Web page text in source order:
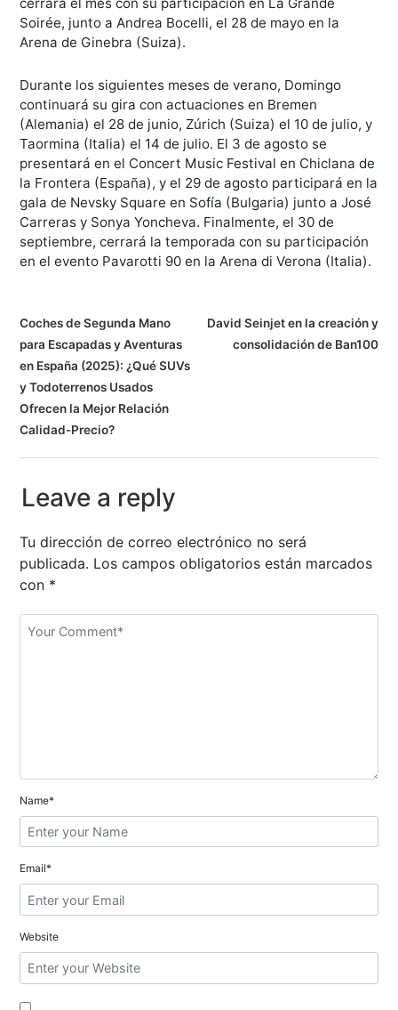
Soirée, junto a Andrea Bocelli, el 28 de mayo en la
Arena de Ginebra (Suiza).
Durante los siguientes meses de verano, Domingo
continuará su gira con actuaciones en Bremen
(Alemania) el 28 de junio, Zúrich (Suiza) el 10 de julio, y
Taormina (Italia) el 14 de julio. El 3 de agosto se
presentará en el Concert Music Festival en Chiclana de
la Frontera (España), y el 29 de agosto participará en la
gala de Nevsky Square en Sofía (Bulgaria) junto a José
Carreras y Sonya Yoncheva. Finalmente, el 30 de
septiembre, cerrará la temporada con su participación
en el evento Pavarotti 90 en la Arena di Verona (Italia).
N
a
v
e
g
a
c
i
ó
n
t
r
a
d
a
s
Coches de Segunda Mano
para Escapadas y Aventuras
en España (2025): ¿Qué SUVs
y Todoterrenos Usados
Ofrecen la Mejor Relación
Calidad-Precio?
David Seinjet en la creación y
consolidación de Ban100
Leave a reply
Tu dirección de correo electrónico no será
publicada. Los campos obligatorios están marcados
con *
Name*
Email*
Website